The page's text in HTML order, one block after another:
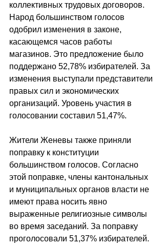
коллективных трудовых договоров.
Народ большинством голосов
одобрил изменения в законе,
касающемся часов работы
магазинов. Это предложение было
поддержано 52,78% избирателей. За
изменения выступали представители
правых сил и экономических
организаций. Уровень участия в
голосовании составил 51,47%.
Жители Женевы также приняли
поправку к конституции
большинством голосов. Согласно
этой поправке, члены кантональных
и муниципальных органов власти не
имеют права носить явно
выраженные религиозные символы
во время заседаний. За поправку
проголосовали 51,37% избирателей.